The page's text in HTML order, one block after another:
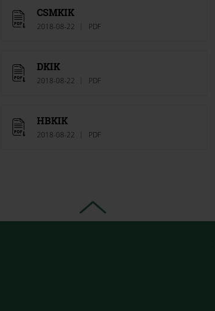
CSMKIK
2018-08-22 PDF
DKIK
2018-08-22 PDF
HBKIK
2018-08-22 PDF